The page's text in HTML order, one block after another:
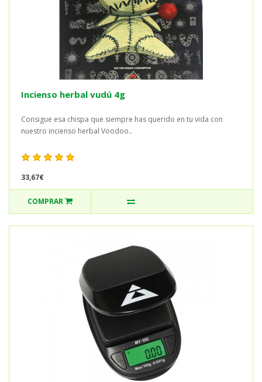
Incienso herbal vudú 4g
Consigue esa chispa que siempre has querido en tu vida con
nuestro incienso herbal Voodoo..
33,67€
COMPRAR